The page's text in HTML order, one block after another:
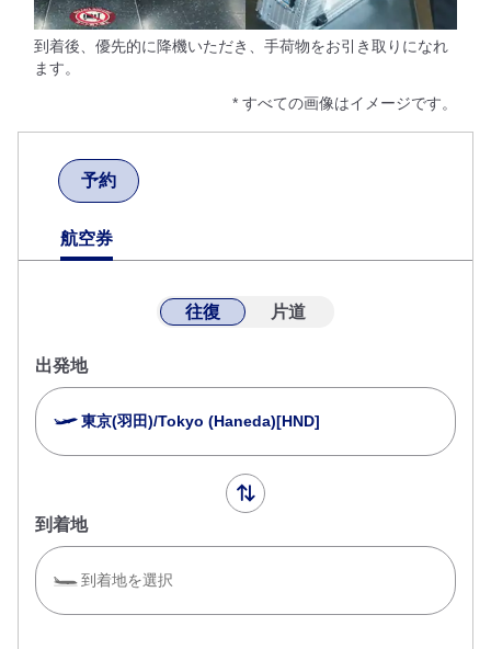
到着後、優先的に降機いただき、手荷物をお引き取りになれ
ます。
* すべての画像はイメージです。
予約
航空券
往復 片道
出発地
東京(羽田)/Tokyo (Haneda)[HND]
到着地
到着地を選択